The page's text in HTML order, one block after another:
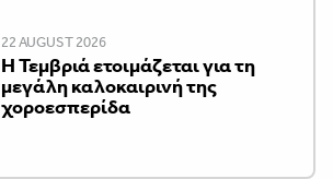
22 AUGUST 2026
Η Τεμβριά ετοιμάζεται για τη
μεγάλη καλοκαιρινή της
χοροεσπερίδα